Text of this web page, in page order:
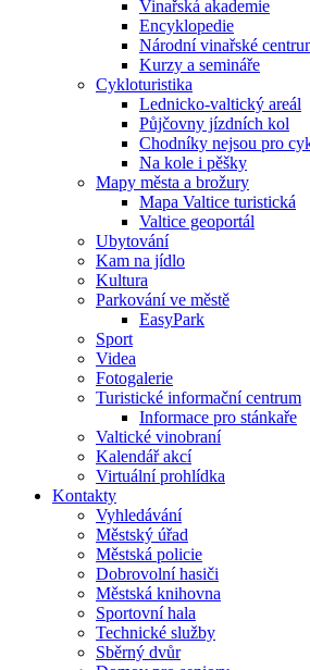
Vinařská akademie
Encyklopedie
Národní vinařské
Kurzy a semináře
Cykloturistika
Lednicko-valtický areál
Půjčovny jízdních kol
Chodníky nejsou pro
Na kole i pěšky
Mapy města a brožury
Mapa Valtice turistická
Valtice geoportál
Ubytování
Kam na jídlo
Kultura
Parkování ve městě
EasyPark
Sport
Videa
Fotogalerie
Turistické informační centrum
Informace pro stánkaře
Valtické vinobraní
Kalendář akcí
Virtuální prohlídka
Kontakty
Vyhledávání
Městský úřad
Městská policie
Dobrovolní hasiči
Městská knihovna
Sportovní hala
Technické služby
Sběrný dvůr